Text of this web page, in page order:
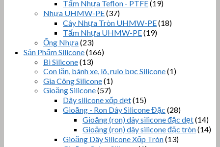
Tấm Nhựa Teflon - PTFE(19)
Nhựa UHMW-PE(37)
Cây Nhựa Tròn UHMW-PE(18)
Tấm Nhựa UHMW-PE(19)
Ống Nhựa(23)
Sản Phẩm Silicone(166)
Bi Silicone(13)
Con lăn, bánh xe, lô, rulo bọc Silicone(1)
Gia Công Silicone(1)
Gioăng Silicone(57)
Dây silicone xốp dẹt(15)
Gioăng - Ron Dây Silicone Đặc (28)
Gioăng (ron) dây silicone đặc dẹt(14)
Gioăng (ron) dây silicone đặc tròn(14)
Gioăng Dây Silicone Xốp Tròn(13)